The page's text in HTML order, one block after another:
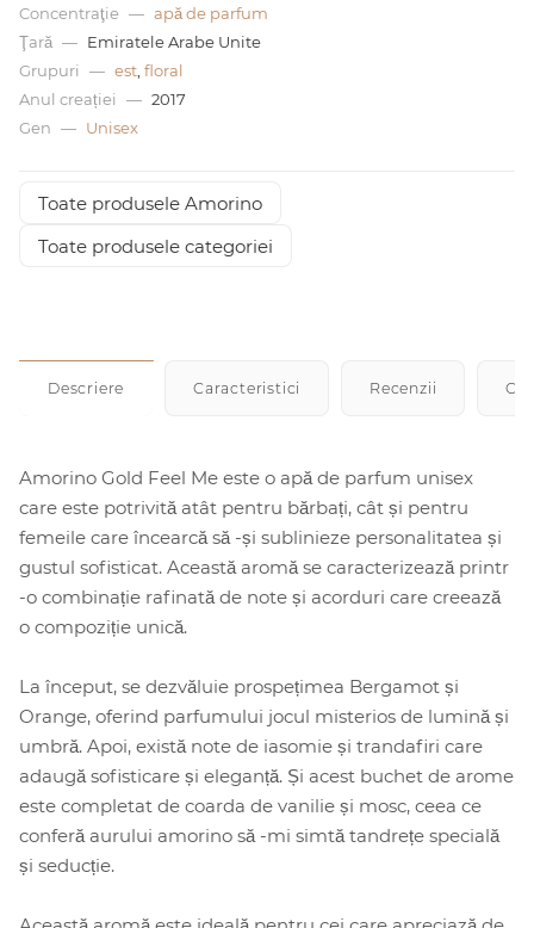
Concentraţie — apă de parfum
Ţară — Emiratele Arabe Unite
Grupuri
— est floral
Anul creației
— 2017
Gen — Unisex
Toate produsele Amorino
Toate produsele categoriei
Descriere Caracteristici Recenzii
Amorino Gold Feel Me este o apă de parfum unisex
care este potrivită atât pentru bărbați, cât și pentru
femeile care încearcă să -și sublinieze personalitatea și
gustul sofisticat. Această aromă se caracterizează printr
-o combinație rafinată de note și acorduri care creează
o compoziție unică.
La început, se dezvăluie prospețimea Bergamot și
Orange, oferind parfumului jocul misterios de lumină și
umbră. Apoi, există note de iasomie și trandafiri care
adaugă sofisticare și eleganță. Și acest buchet de arome
este completat de coarda de vanilie și mosc, ceea ce
conferă aurului amorino să -mi simtă tandrețe specială
și seducție.